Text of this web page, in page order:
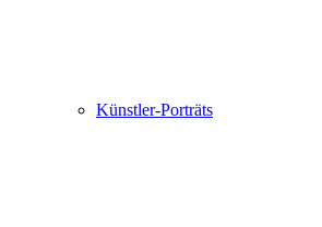
Künstler-Porträts